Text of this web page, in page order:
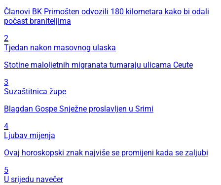
Članovi BK Primošten odvozili 180 kilometara kako bi odali
počast braniteljima
2
Tjedan nakon masovnog ulaska
Stotine maloljetnih migranata tumaraju ulicama Ceute
3
Suzaštitnica župe
Blagdan Gospe Snježne proslavljen u Srimi
4
Ljubav mijenja
Ovaj horoskopski znak najviše se promijeni kada se zaljubi
5
U srijedu navečer